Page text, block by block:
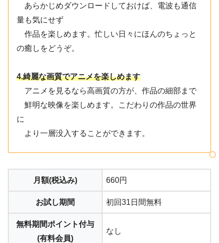
あらかじめダウンロードしておけば、電波も通信
量も気にせず
作品を楽しめます。忙しい日々にほんのちょっと
の癒しをどうぞ。
4.綺麗な画質でアニメを楽しめます
アニメを見るなら高画質の方が、作品の細部まで
鮮明な映像を楽しめます。こだわりの作品の世界
に
より一層没入することができます。
月額(税込み) 660円
お試し期間 初回31⽇間無料
無料期間ポイント付与
(有料会員)
なし